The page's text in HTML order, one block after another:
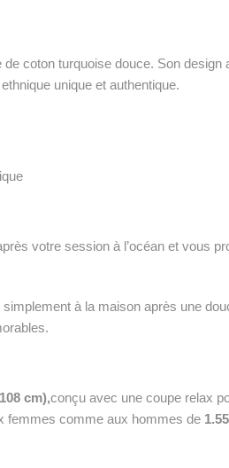
coton turquoise douce. Son
unique et authentique.
votre session à l’océan et vous
à la maison après une
cm),conçu avec une coupe relax
femmes comme aux hommes de